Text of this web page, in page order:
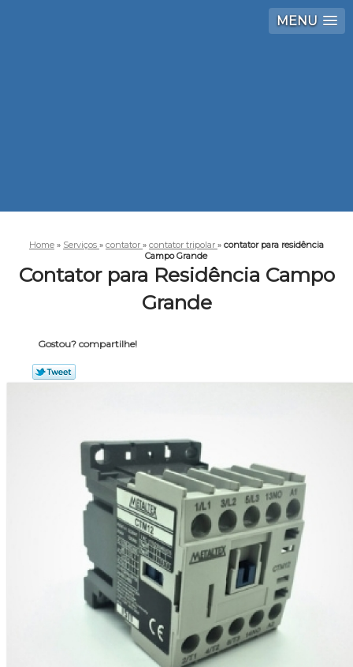
MENU
Home » Serviços » contator » contator tripolar » contator para residência
Campo Grande
Contator para Residência Campo
Grande
Gostou? compartilhe!